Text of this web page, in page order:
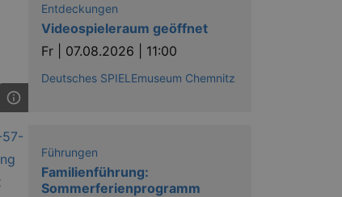
Entdeckungen
Videospieleraum geöffnet
Fr | 07.08.2026 | 11:00
Deutsches SPIELEmuseum Chemnitz
Führungen
Familienführung:
Sommerferienprogramm